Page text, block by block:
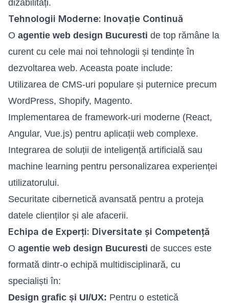
dizabilități.
Tehnologii Moderne: Inovație Continuă
O agentie web design Bucuresti de top rămâne la
curent cu cele mai noi tehnologii și tendințe în
dezvoltarea web. Aceasta poate include:
Utilizarea de CMS-uri populare și puternice precum
WordPress, Shopify, Magento.
Implementarea de framework-uri moderne (React,
Angular, Vue.js) pentru aplicații web complexe.
Integrarea de soluții de inteligență artificială sau
machine learning pentru personalizarea experienței
utilizatorului.
Securitate cibernetică avansată pentru a proteja
datele clienților și ale afacerii.
Echipa de Experți: Diversitate și Competență
O agentie web design Bucuresti de succes este
formată dintr-o echipă multidisciplinară, cu
specialiști în:
Design grafic și UI/UX: Pentru o estetică